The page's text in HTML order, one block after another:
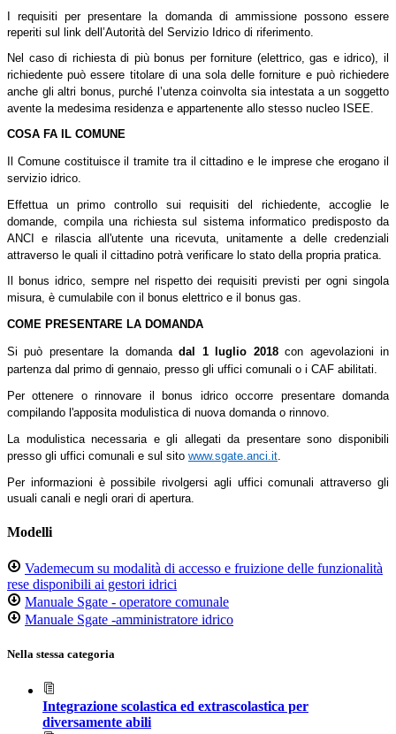
I requisiti per presentare la domanda di ammissione possono essere
reperiti sul link dell’Autorità del Servizio Idrico di riferimento.
Nel caso di richiesta di più bonus per forniture (elettrico, gas e idrico), il
richiedente può essere titolare di una sola delle forniture e può richiedere
anche gli altri bonus, purché l’utenza coinvolta sia intestata a un soggetto
avente la medesima residenza e appartenente allo stesso nucleo ISEE.
COSA FA IL COMUNE
Il Comune costituisce il tramite tra il cittadino e le imprese che erogano il
servizio idrico.
Effettua un primo controllo sui requisiti del richiedente, accoglie le
domande, compila una richiesta sul sistema informatico predisposto da
ANCI e rilascia all'utente una ricevuta, unitamente a delle credenziali
attraverso le quali il cittadino potrà verificare lo stato della propria pratica.
Il bonus idrico, sempre nel rispetto dei requisiti previsti per ogni singola
misura, è cumulabile con il bonus elettrico e il bonus gas.
COME PRESENTARE LA DOMANDA
Si può presentare la domandadal 1 luglio 2018con agevolazioni in
partenza dal primo di gennaio, presso gli uffici comunali o i CAF abilitati.
Per ottenere o rinnovare il bonus idrico occorre presentare domanda
compilando l'apposita modulistica di nuova domanda o rinnovo.
La modulistica necessaria e gli allegati da presentare sono disponibili
presso gli uffici comunali e sul sito www.sgate.anci.it
Per informazioni è possibile rivolgersi agli uffici comunali attraverso gli
usuali canali e negli orari di apertura.
Modelli
Vademecum su modalità di accesso e fruizione delle funzionalità
rese disponibili ai gestori idrici
Manuale Sgate - operatore comunale
Manuale Sgate -amministratore idrico
Nella stessa categoria
Integrazione scolastica ed extrascolastica per
diversamente abili